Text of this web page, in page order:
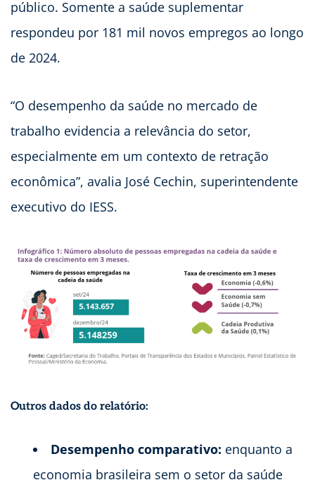
público. Somente a saúde suplementar
respondeu por 181 mil novos empregos ao longo
de 2024.
“O desempenho da saúde no mercado de
trabalho evidencia a relevância do setor,
especialmente em um contexto de retração
econômica”, avalia José Cechin, superintendente
executivo do IESS.
Outros dados do relatório:
Desempenho comparativo: enquanto a
economia brasileira sem o setor da saúde